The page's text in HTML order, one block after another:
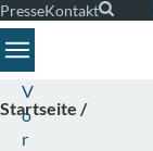
PresseKontakt
Toggle navigation
Startseite
V
o
r